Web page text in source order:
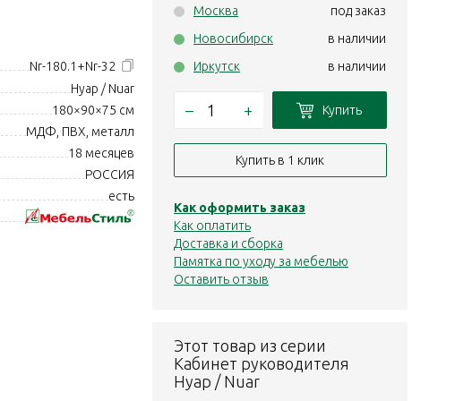
Nr-180.1+Nr-32
Нуар / Nuar
180×90×75 см
МДФ, ПВХ, металл
18 месяцев
РОССИЯ
есть
Москва
под заказ
Новосибирск
в наличии
Иркутск
в наличии
– + Купить
Купить в 1 клик
Как оформить заказ
Как оплатить
Доставка и сборка
Памятка по уходу за мебелью
Оставить отзыв
Этот товар из серии
Кабинет руководителя
Нуар / Nuar